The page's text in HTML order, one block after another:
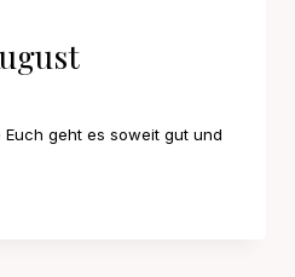
geht es soweit gut und